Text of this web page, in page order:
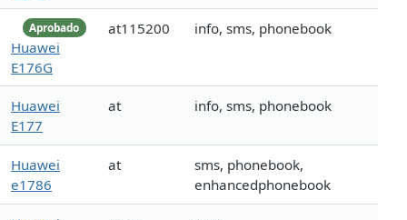
Aprobado
Huawei
E176G
at115200 info, sms, phonebook
Huawei
E177
at info, sms, phonebook
Huawei
e1786
at
sms, phonebook,
enhancedphonebook